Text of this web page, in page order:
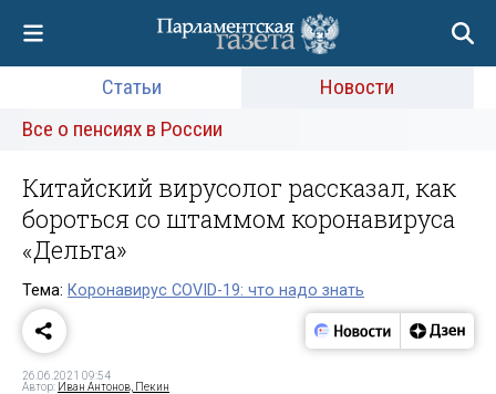
Статьи
Новости
Все о пенсиях в России
Китайский вирусолог рассказал, как
бороться со штаммом коронавируса
«Дельта»
Тема: Коронавирус COVID-19: что надо знать
26.06.2021 09:54
Автор: Иван Антонов, Пекин